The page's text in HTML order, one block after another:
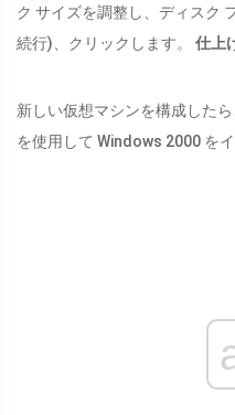
ク サイズを調整し、ディスク
続行)、クリックします。 仕上
新しい仮想マシンを構成した
を使用して Windows 2000 を